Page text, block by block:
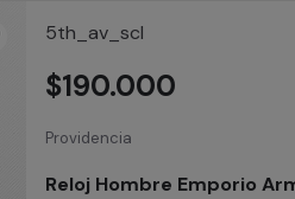
5th_av_scl
Providencia
Reloj Hombre Emporio
$190.000